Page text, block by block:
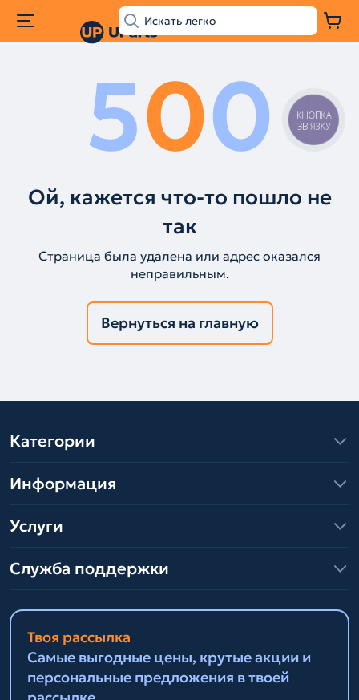
500
Ой, кажется что-то пошло не
так
Страница была удалена или адрес оказался
неправильным.
Вернуться на главную
Категории
Информация
Услуги
Служба поддержки
Твоя рассылка
Самые выгодные цены, крутые акции и
персональные предложения в твоей
КНОПКА
ЗВ'ЯЗКУ